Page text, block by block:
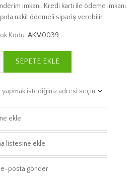
imkanı. Kredi kartı ile ödeme imkanı.
nakit ödemeli sipariş verebilir.
Kodu: AKM0039
SEPETE EKLE
yapmak istediğiniz adresi seçin
ekle
listesine ekle
e-posta gönder